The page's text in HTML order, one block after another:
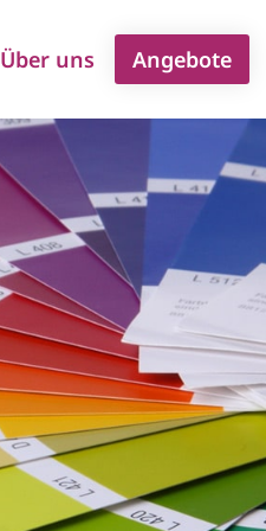
Über uns Angebote